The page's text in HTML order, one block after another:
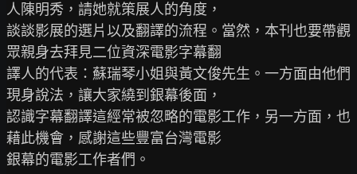
人陳明秀，請她就策展人的角度，
談談影展的選片以及翻譯的流程。當然，本刊也要帶觀
眾親身去拜見二位資深電影字幕翻
譯人的代表：蘇瑞琴小姐與黃文俊先生。一方面由他們
現身說法，讓大家繞到銀幕後面，
認識字幕翻譯這經常被忽略的電影工作，另一方面，也
藉此機會，感謝這些豐富台灣電影
銀幕的電影工作者們。